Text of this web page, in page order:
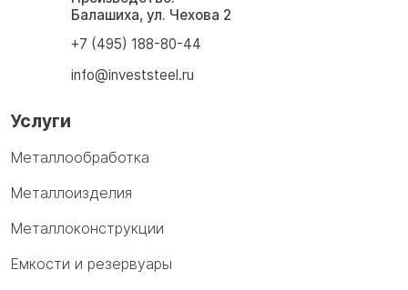
Балашиха, ул. Чехова 2
+7 (495) 188-80-44
info@investsteel.ru
Услуги
Металлообработка
Металлоизделия
Металлоконструкции
Емкости и резервуары